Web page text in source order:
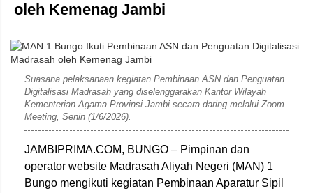
oleh Kemenag Jambi
Suasana pelaksanaan kegiatan Pembinaan ASN dan Penguatan
Digitalisasi Madrasah yang diselenggarakan Kantor Wilayah
Kementerian Agama Provinsi Jambi secara daring melalui Zoom
Meeting, Senin (1/6/2026).
JAMBIPRIMA.COM, BUNGO – Pimpinan dan
operator website Madrasah Aliyah Negeri (MAN) 1
Bungo mengikuti kegiatan Pembinaan Aparatur Sipil